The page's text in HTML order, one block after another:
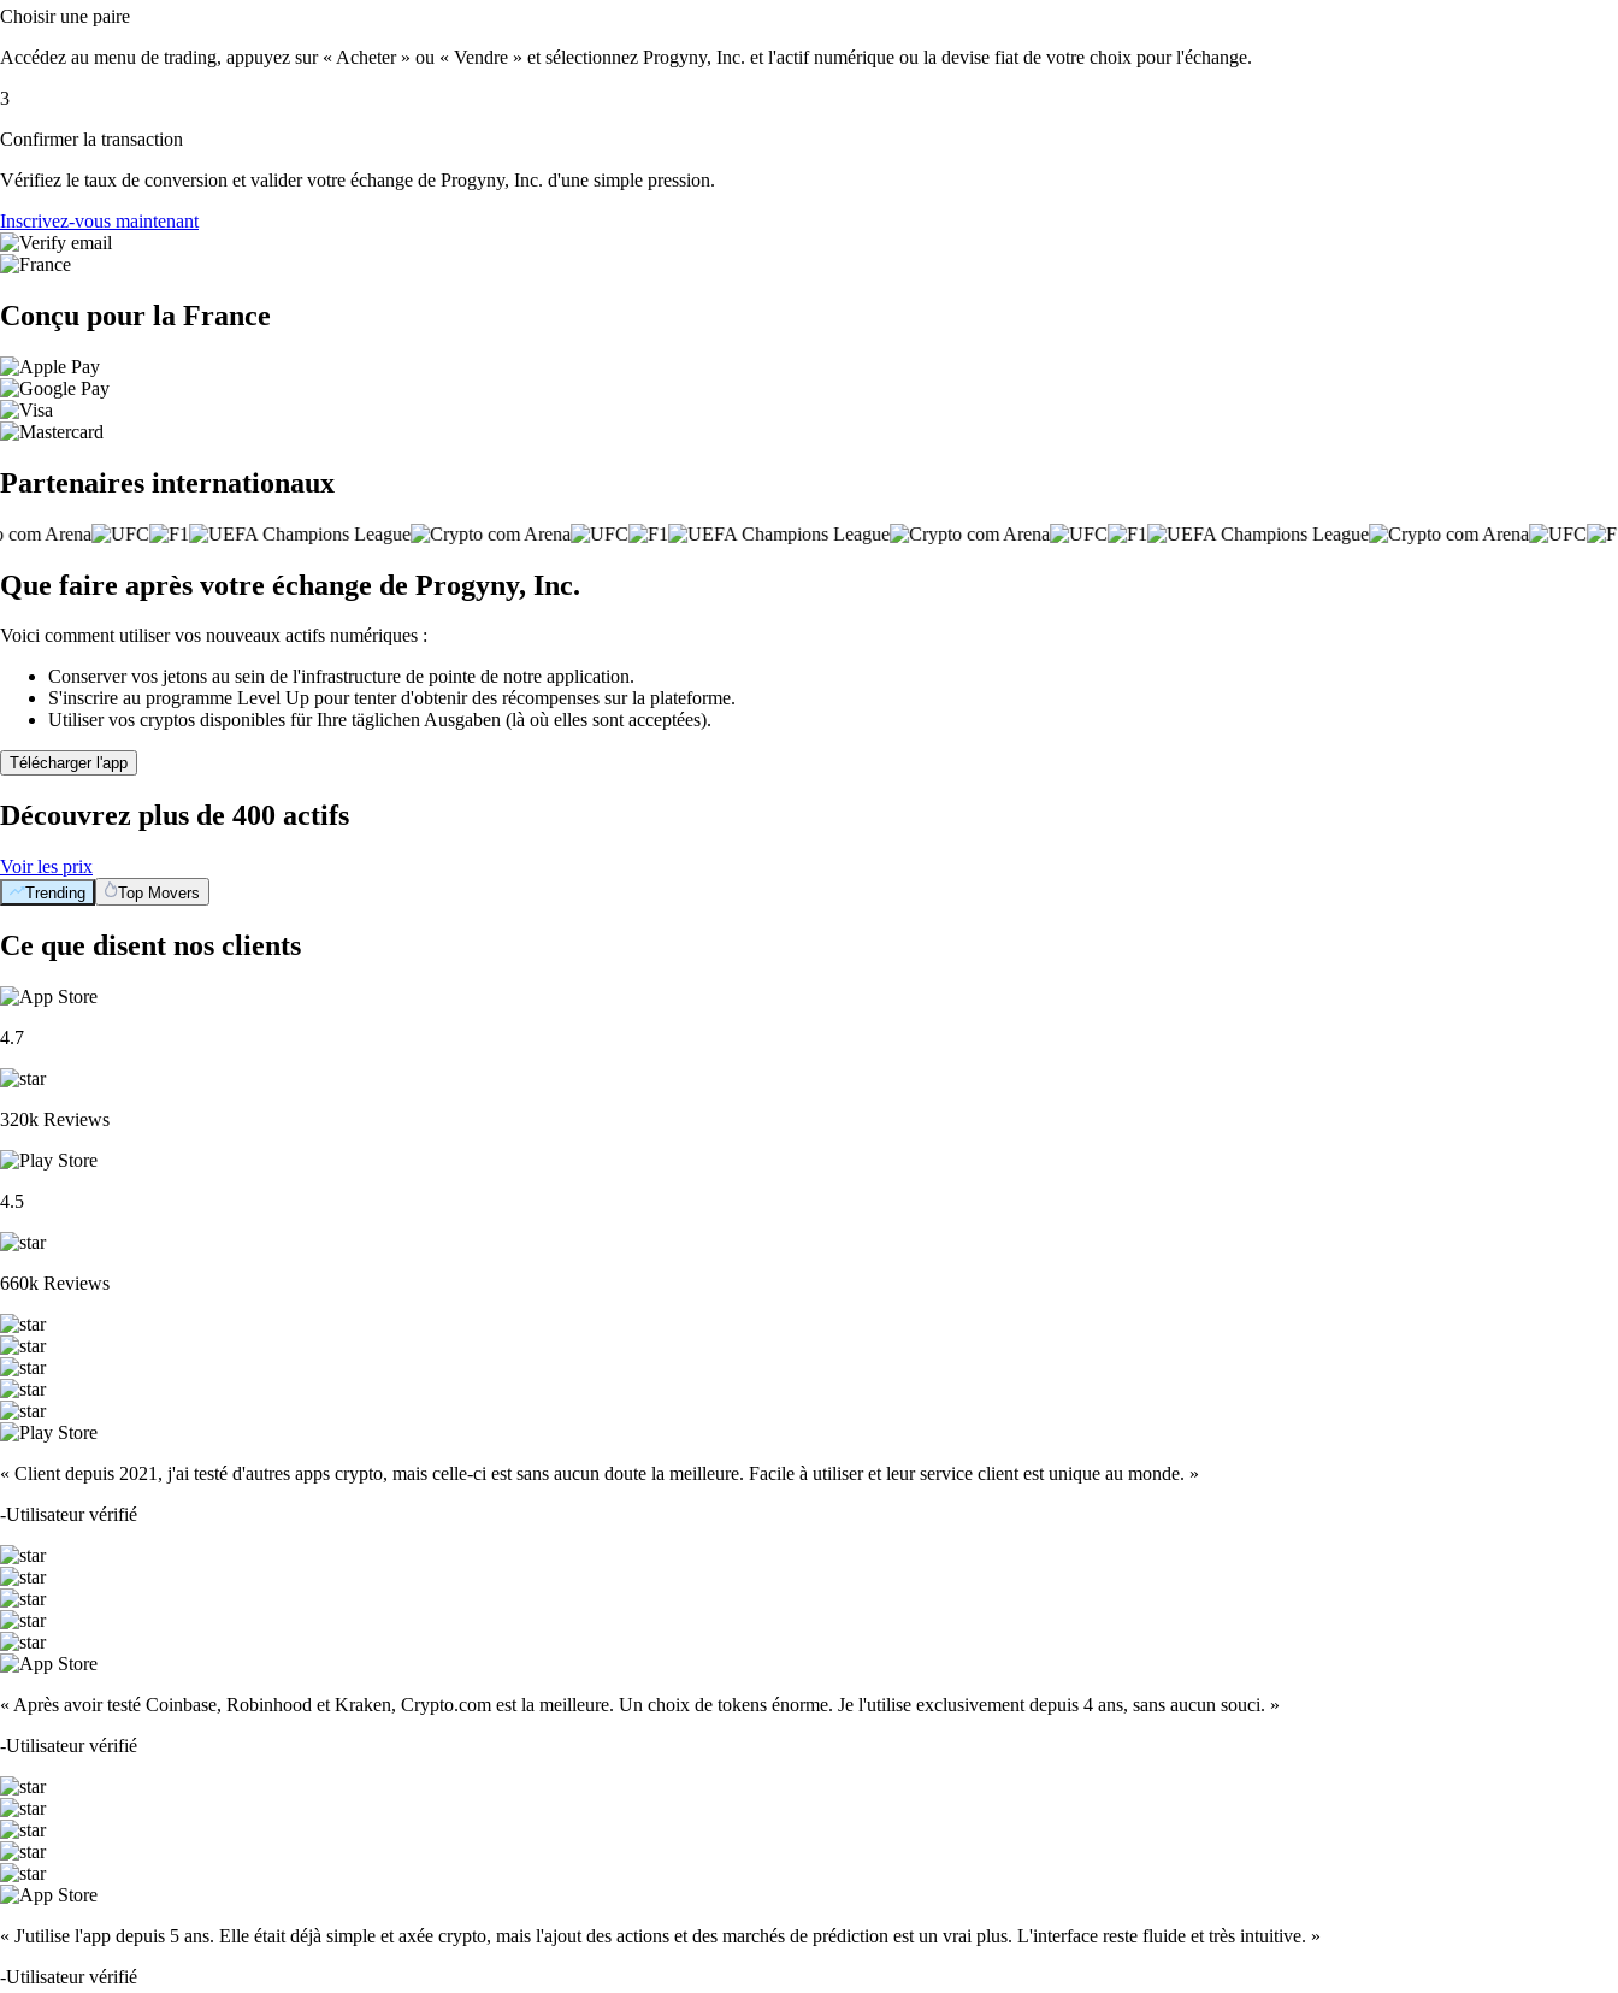
Choisir une paire
Accédez au menu de trading, appuyez sur « Acheter » ou « Vendre » et sélectionnez Progyny, Inc. et l'actif numérique ou la devise fiat de votre choix pour l'échange.
3
Confirmer la transaction
Vérifiez le taux de conversion et valider votre échange de Progyny, Inc. d'une simple pression.
Inscrivez-vous maintenant
Conçu pour la France
Partenaires internationaux
Que faire après votre échange de Progyny, Inc.
Voici comment utiliser vos nouveaux actifs numériques :
Conserver vos jetons au sein de l'infrastructure de pointe de notre application.
S'inscrire au programme Level Up pour tenter d'obtenir des récompenses sur la plateforme.
Utiliser vos cryptos disponibles für Ihre täglichen Ausgaben (là où elles sont acceptées).
Télécharger l'app
Découvrez plus de 400 actifs
Voir les prix
Trending Top Movers
Ce que disent nos clients
4.7
320k Reviews
4.5
660k Reviews
« Client depuis 2021, j'ai testé d'autres apps crypto, mais celle-ci est sans aucun doute la meilleure. Facile à utiliser et leur service client est unique au monde. »
-Utilisateur vérifié
« Après avoir testé Coinbase, Robinhood et Kraken, Crypto.com est la meilleure. Un choix de tokens énorme. Je l'utilise exclusivement depuis 4 ans, sans aucun souci. »
-Utilisateur vérifié
« J'utilise l'app depuis 5 ans. Elle était déjà simple et axée crypto, mais l'ajout des actions et des marchés de prédiction est un vrai plus. L'interface reste fluide et très intuitive. »
-Utilisateur vérifié